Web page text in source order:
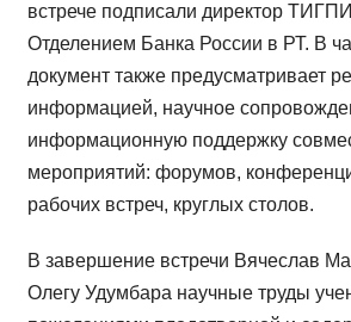
встрече подписали директор
Отделением Банка России в РТ. В
документ также предусматривает
информацией, научное
информационную поддержку
мероприятий: форумов,
рабочих встреч, круглых столов.
В завершение встречи Вячеслав
Олегу Удумбара научные труды